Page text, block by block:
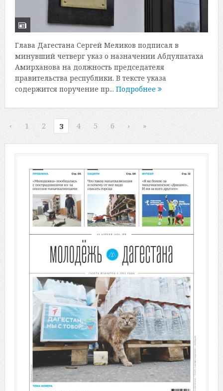
Глава Дагестана Сергей Меликов подписал в
минувший четверг указ о назначении Абдулпатаха
Амирханова на должность председателя
правительства республики. В тексте указа
содержится поручение пр... Подробнее
‹ 1 2 3 4 5 6 › »